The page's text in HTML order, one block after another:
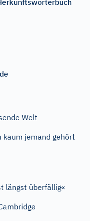
Welt
kaum jemand gehört
längst überfällig«